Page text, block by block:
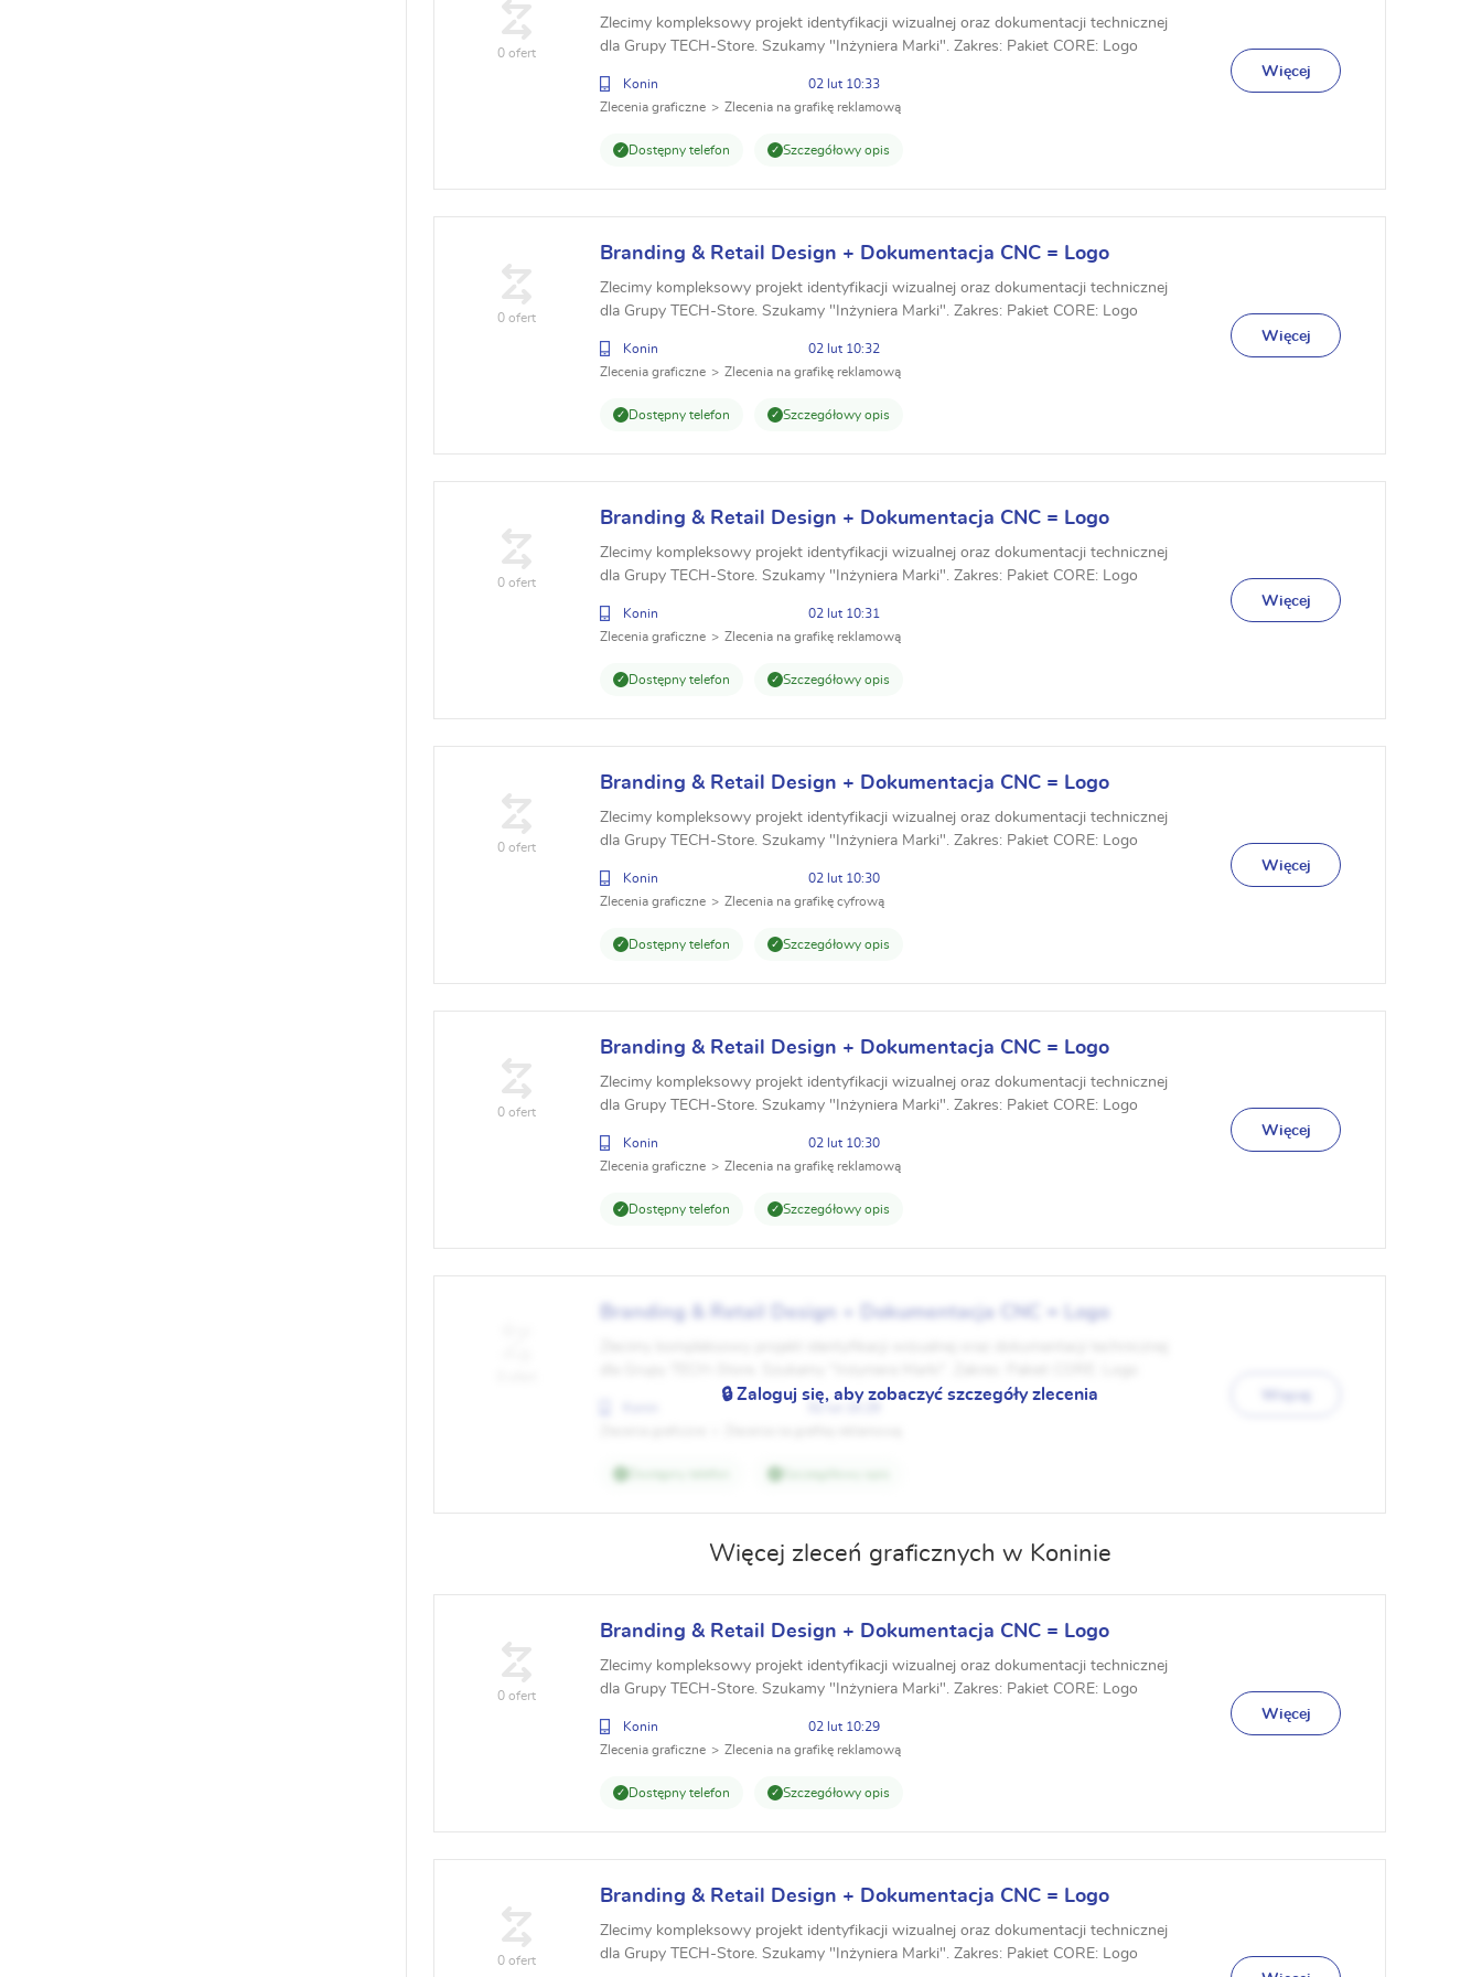
modułowe TECH-Store 4.0
Zlecimy kompleksowy projekt identyfikacji wizualnej oraz dokumentacji technicznej
dla Grupy TECH-Store. Szukamy "Inżyniera Marki". Zakres: Pakiet CORE: Logo
Konin
02 lut 10:33
Zlecenia graficzne
Zlecenia na grafikę reklamową
Dostępny telefon Szczegółowy opis
0 ofert
Więcej
Branding & Retail Design + Dokumentacja CNC = Logo
modułowe TECH-Store 4.0
Zlecimy kompleksowy projekt identyfikacji wizualnej oraz dokumentacji technicznej
dla Grupy TECH-Store. Szukamy "Inżyniera Marki". Zakres: Pakiet CORE: Logo
Konin
02 lut 10:32
Zlecenia graficzne
Zlecenia na grafikę reklamową
Dostępny telefon Szczegółowy opis
0 ofert
Więcej
Branding & Retail Design + Dokumentacja CNC = Logo
modułowe TECH-Store 4.0
Zlecimy kompleksowy projekt identyfikacji wizualnej oraz dokumentacji technicznej
dla Grupy TECH-Store. Szukamy "Inżyniera Marki". Zakres: Pakiet CORE: Logo
Konin
02 lut 10:31
Zlecenia graficzne
Zlecenia na grafikę reklamową
Dostępny telefon Szczegółowy opis
0 ofert
Więcej
Branding & Retail Design + Dokumentacja CNC = Logo
modułowe TECH-Store 4.0
Zlecimy kompleksowy projekt identyfikacji wizualnej oraz dokumentacji technicznej
dla Grupy TECH-Store. Szukamy "Inżyniera Marki". Zakres: Pakiet CORE: Logo
Konin
02 lut 10:30
Zlecenia graficzne
Zlecenia na grafikę cyfrową
Dostępny telefon Szczegółowy opis
0 ofert
Więcej
Branding & Retail Design + Dokumentacja CNC = Logo
modułowe TECH-Store 4.0
Zlecimy kompleksowy projekt identyfikacji wizualnej oraz dokumentacji technicznej
dla Grupy TECH-Store. Szukamy "Inżyniera Marki". Zakres: Pakiet CORE: Logo
Konin
02 lut 10:30
Zlecenia graficzne
Zlecenia na grafikę reklamową
Dostępny telefon Szczegółowy opis
0 ofert
Więcej
Branding & Retail Design + Dokumentacja CNC = Logo
modułowe (4.0/5.0), Księga Znaku, System RAL. ...
02 lut 10:29
🔒 Zaloguj się, aby zobaczyć szczegóły zlecenia
Więcej zleceń graficznych w Koninie
Branding & Retail Design + Dokumentacja CNC = Logo
modułowe TECH-Store 4.0
Zlecimy kompleksowy projekt identyfikacji wizualnej oraz dokumentacji technicznej
dla Grupy TECH-Store. Szukamy "Inżyniera Marki". Zakres: Pakiet CORE: Logo
Konin
02 lut 10:29
Zlecenia graficzne
Zlecenia na grafikę reklamową
Dostępny telefon Szczegółowy opis
0 ofert
Więcej
Branding & Retail Design + Dokumentacja CNC = Logo
modułowe TECH-Store 4.0
Zlecimy kompleksowy projekt identyfikacji wizualnej oraz dokumentacji technicznej
dla Grupy TECH-Store. Szukamy "Inżyniera Marki". Zakres: Pakiet CORE: Logo
0 ofert